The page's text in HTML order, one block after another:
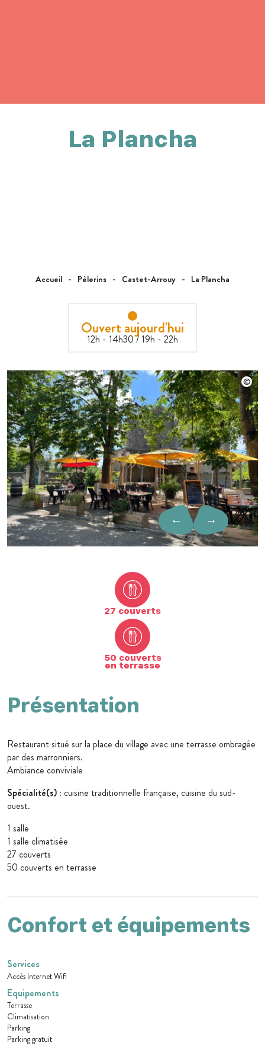
Accueil Pèlerins Castet-Arrouy La Plancha
La Plancha
Ouvert aujourd'hui
12h - 14h30 / 19h - 22h
← →
27 couverts
50 couverts
en terrasse
Présentation
Restaurant situé sur la place du village avec une terrasse ombragée
par des marronniers.
Ambiance conviviale
Spécialité(s) : cuisine traditionnelle française, cuisine du sud-
ouest.
1 salle
1 salle climatisée
27 couverts
50 couverts en terrasse
Confort et équipements
Services
Accès Internet Wifi
Equipements
Terrasse
Climatisation
Parking
Parking gratuit